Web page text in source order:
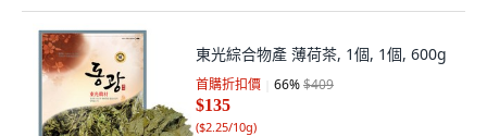
東光綜合物產 薄荷茶, 1個, 1個, 600g
首購折扣價 66%$409
$135
($2.25/10g)